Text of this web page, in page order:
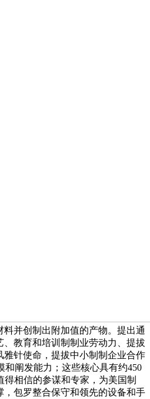
并创制出附加值的产物。提出通
教育和培训制制业劳动力、提拔
雅针使命，提拔中小制制企业合作
和阐发能力；这些核心具有约450
得相信的参谋和专家，为美国制
包罗整合保守和领先的设备和手